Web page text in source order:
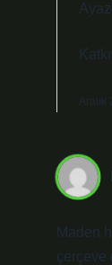
Aralık
Maden
çerçeve